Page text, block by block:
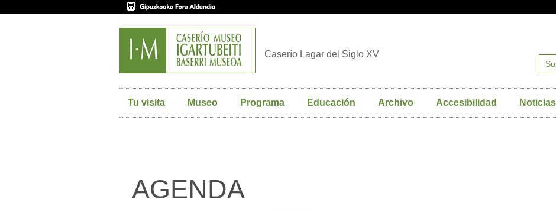
Caserío Lagar del Siglo XV
Tu visita Museo Programa Educación Archivo Accesibilidad Noticias
AGENDA